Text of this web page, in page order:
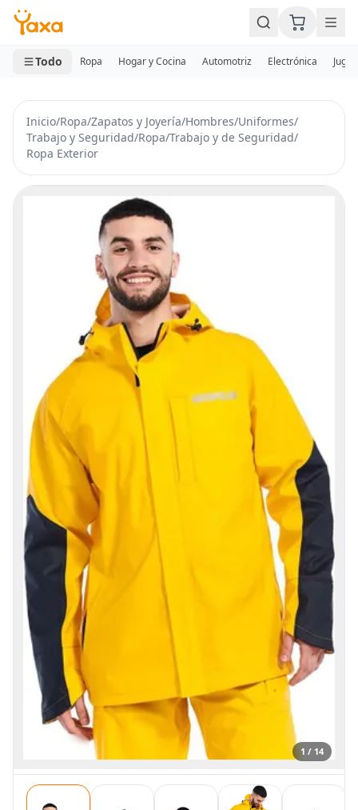
MINI CARRITO
0 productos
Todo Ropa Hogar y Cocina Automotriz Electrónica
Inicio/Ropa/Zapatos y Joyería/Hombres/Uniformes/
Trabajo y Seguridad/Ropa/Trabajo y de Seguridad/
Ropa Exterior
1 / 14